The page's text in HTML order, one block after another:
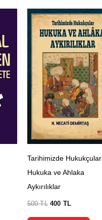
Tarihimizde Hukukçular
Hukuka ve Ahlaka
Aykırılıklar
500TL 400 TL